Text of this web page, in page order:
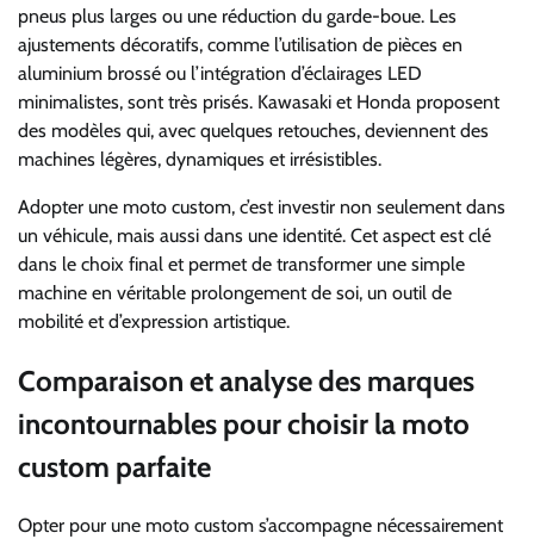
pneus plus larges ou une réduction du garde-boue. Les
ajustements décoratifs, comme l’utilisation de pièces en
aluminium brossé ou l’intégration d’éclairages LED
minimalistes, sont très prisés. Kawasaki et Honda proposent
des modèles qui, avec quelques retouches, deviennent des
machines légères, dynamiques et irrésistibles.
Adopter une moto custom, c’est investir non seulement dans
un véhicule, mais aussi dans une identité. Cet aspect est clé
dans le choix final et permet de transformer une simple
machine en véritable prolongement de soi, un outil de
mobilité et d’expression artistique.
Comparaison et analyse des marques
incontournables pour choisir la moto
custom parfaite
Opter pour une moto custom s’accompagne nécessairement